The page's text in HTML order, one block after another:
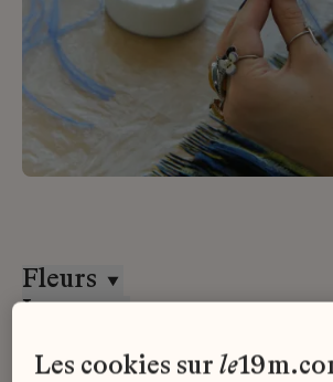
Fleurs
Lesage
les cookies surle